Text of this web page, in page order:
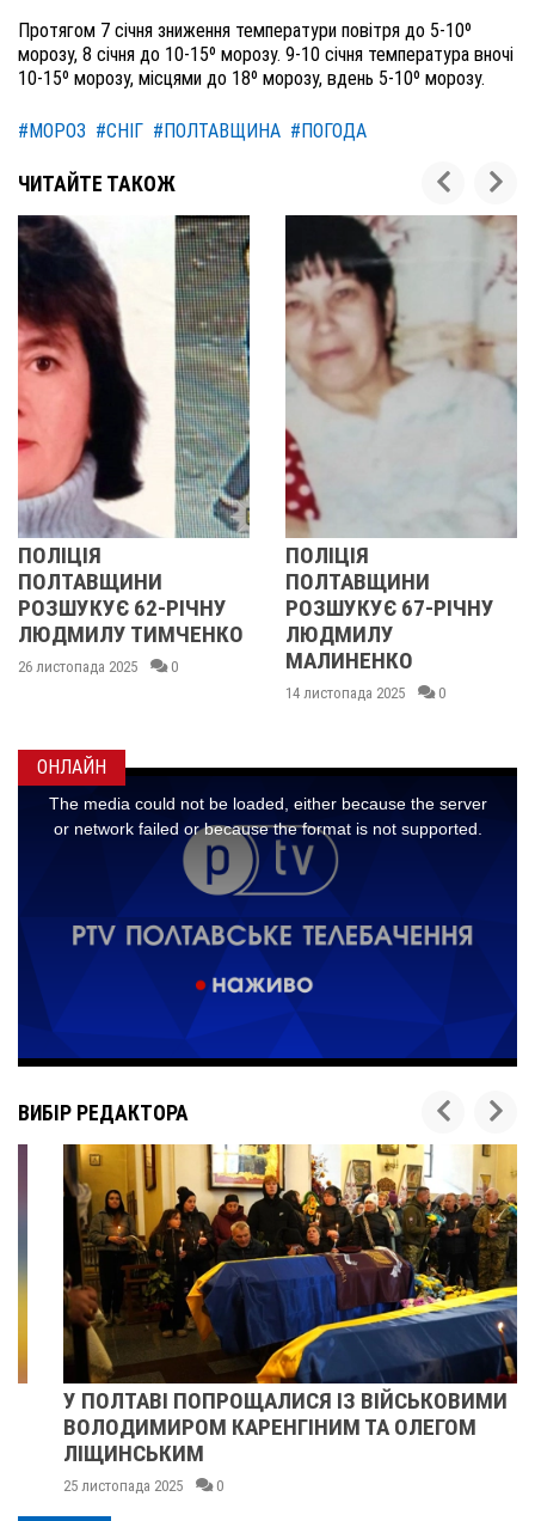
Протягом 7 січня зниження температури повітря до 5-10º
морозу, 8 січня до 10-15º морозу. 9-10 січня температура вночі
10-15º морозу, місцями до 18º морозу, вдень 5-10º морозу.
#МОРОЗ #СНІГ #ПОЛТАВЩИНА #ПОГОДА
ЧИТАЙТЕ ТАКОЖ
62-РІЧНУ
ТИМЧЕНКО
2025 0
ПОЛІЦІЯ
ПОЛТАВЩИНИ
РОЗШУКУЄ 67-РІЧНУ
ЛЮДМИЛУ
МАЛИНЕНКО
14 листопада 2025 0
ОНЛАЙН
ВИБІР РЕДАКТОРА
У ПОЛТАВІ ПОПРОЩАЛИСЯ ІЗ ВІЙСЬКОВИМИ
ВОЛОДИМИРОМ КАРЕНГІНИМ ТА ОЛЕГОМ
ЛІЩИНСЬКИМ
25 листопада 2025 0